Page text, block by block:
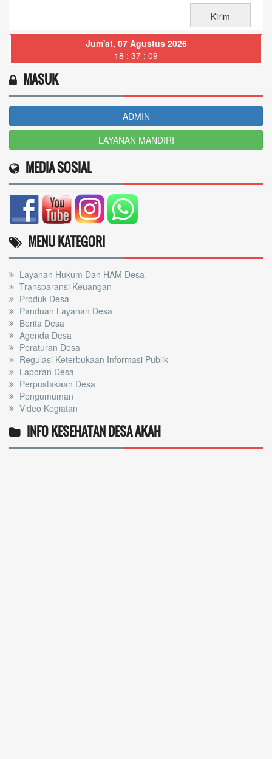
Jum'at, 07 Agustus 2026
18 : 37 : 11
MASUK
ADMIN
LAYANAN MANDIRI
MEDIA SOSIAL
MENU KATEGORI
Layanan Hukum Dan HAM Desa
Transparansi Keuangan
Produk Desa
Panduan Layanan Desa
Berita Desa
Agenda Desa
Peraturan Desa
Regulasi Keterbukaan Informasi Publik
Laporan Desa
Perpustakaan Desa
Pengumuman
Video Kegiatan
INFO KESEHATAN DESA AKAH